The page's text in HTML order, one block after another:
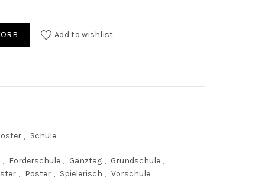
Add to wishlist
, Schule
, Förderschule , Ganztag , Grundschule ,
, Poster , Spielerisch , Vorschule